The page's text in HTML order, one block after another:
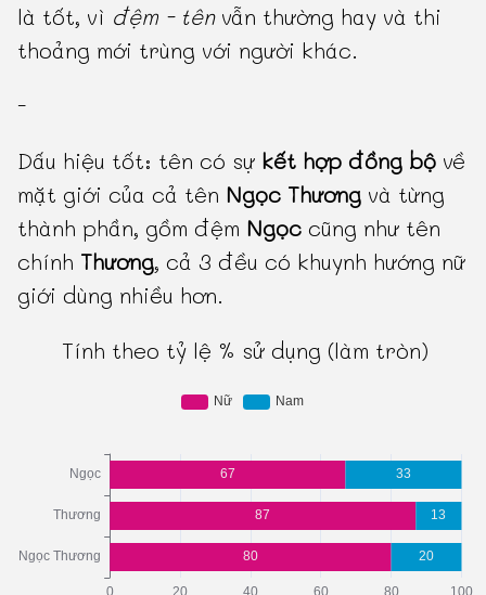
là tốt, vì đệm - tênvẫn thường hay và thi
thoảng mới trùng với người khác.
-
Dấu hiệu tốt: tên có sự kết hợp đồng bộ về
mặt giới của cả tên Ngọc Thương và từng
thành phần, gồm đệm Ngọc cũng như tên
chính Thương, cả 3 đều có khuynh hướng nữ
giới dùng nhiều hơn.
Tính theo tỷ lệ % sử dụng (làm tròn)